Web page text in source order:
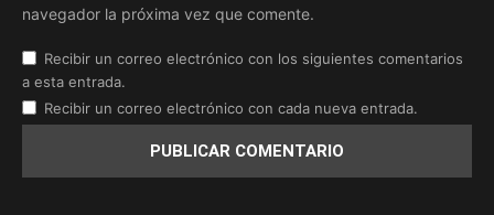
navegador la próxima vez que comente.
Recibir un correo electrónico con los siguientes comentarios
a esta entrada.
Recibir un correo electrónico con cada nueva entrada.